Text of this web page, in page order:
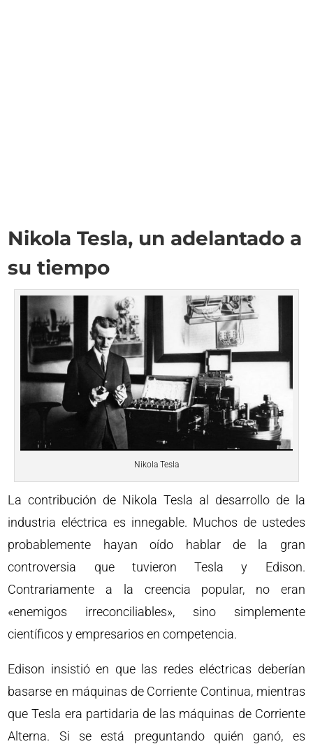
Nikola Tesla, un adelantado a
su tiempo
Nikola Tesla
La contribución de Nikola Tesla al desarrollo de la
industria eléctrica es innegable. Muchos de ustedes
probablemente hayan oído hablar de la gran
controversia que tuvieron Tesla y Edison.
Contrariamente a la creencia popular, no eran
«enemigos irreconciliables», sino simplemente
científicos y empresarios en competencia.
Edison insistió en que las redes eléctricas deberían
basarse en máquinas de Corriente Continua, mientras
que Tesla era partidaria de las máquinas de Corriente
Alterna. Si se está preguntando quién ganó, es